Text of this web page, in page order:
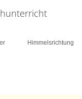
überhaupt
Jahre
Himmelsrichtungen